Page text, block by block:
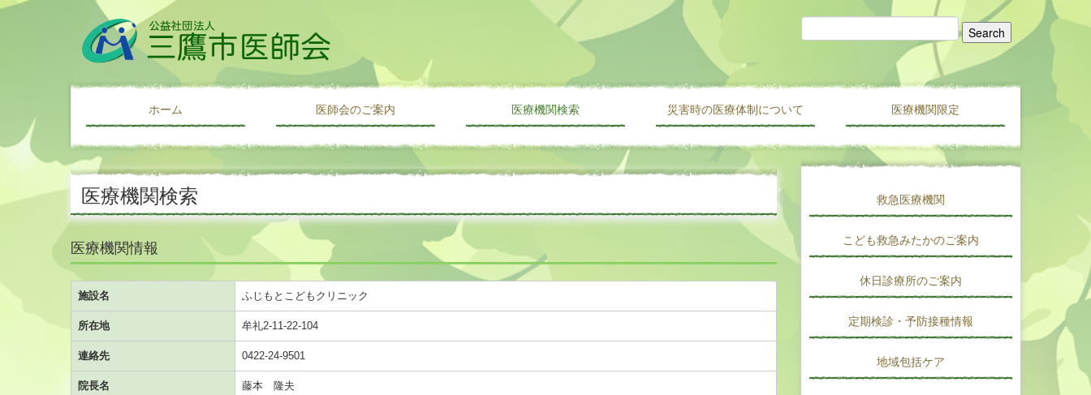
ホーム 医師会のご案内
ご挨拶・あゆみ
アクセス
リンク集
医療機関検索
科目名から探す
施設名から探す
地域名から探す
災害時の医療体制について 医療機関限定
医療機関情報新規登録・変更フォーム
会員限定
医人往来
医療機関検索
医療機関情報
施設名 ふじもとこどもクリニック
所在地 牟礼2-11-22-104
連絡先 0422-24-9501
院長名 藤本 隆夫
救急医療機関
こども救急みたかのご案内
休日診療所のご案内
定期検診・予防接種情報
地域包括ケア